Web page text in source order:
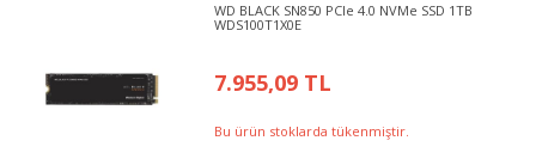
WD BLACK SN850 PCIe 4.0 NVMe SSD 1TB
WDS100T1X0E
7.955,09 TL
Bu ürün stoklarda tükenmiştir.